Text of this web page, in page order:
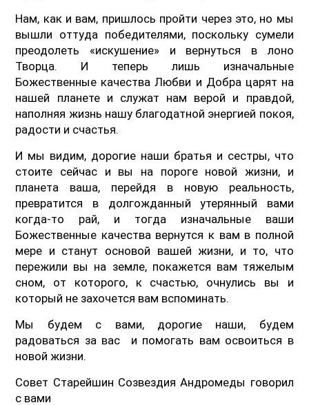
Нам, как и вам, пришлось пройти через это, но мы
вышли оттуда победителями, поскольку сумели
преодолеть «искушение» и вернуться в лоно
Творца. И теперь лишь изначальные
Божественные качества Любви и Добра царят на
нашей планете и служат нам верой и правдой,
наполняя жизнь нашу благодатной энергией покоя,
радости и счастья.
И мы видим, дорогие наши братья и сестры, что
стоите сейчас и вы на пороге новой жизни, и
планета ваша, перейдя в новую реальность,
превратится в долгожданный утерянный вами
когда-то рай, и тогда изначальные ваши
Божественные качества вернутся к вам в полной
мере и станут основой вашей жизни, и то, что
пережили вы на земле, покажется вам тяжелым
сном, от которого, к счастью, очнулись вы и
который не захочется вам вспоминать.
Мы будем с вами, дорогие наши, будем
радоваться за вас и помогать вам освоиться в
новой жизни.
Совет Старейшин Созвездия Андромеды говорил
с вами